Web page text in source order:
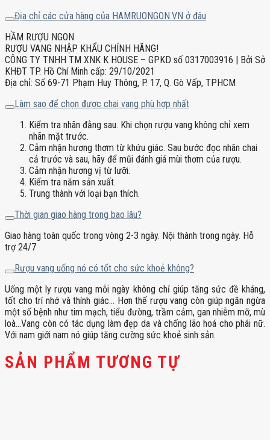
Địa chỉ các cửa hàng của HAMRUONGON.VN ở đâu
HẦM RƯỢU NGON
RƯỢU VANG NHẬP KHẨU CHÍNH HÃNG!
CÔNG TY TNHH TM XNK K HOUSE – GPKD số 0317003916 | Bởi Sở
KHĐT TP. Hồ Chí Minh cấp: 29/10/2021
Địa chỉ: Số 69-71 Phạm Huy Thông, P. 17, Q. Gò Vấp, TPHCM
Làm sao để chọn được chai vang phù hợp nhất
Kiểm tra nhãn đằng sau. Khi chọn rượu vang không chỉ xem
nhãn mặt trước.
Cảm nhận hương thơm từ khứu giác. Sau bước đọc nhãn chai
cả trước và sau, hãy để mũi đánh giá mùi thơm của rượu.
Cảm nhận hương vị từ lưỡi.
Kiểm tra năm sản xuất.
Trung thành với loại bạn thích.
Thời gian giao hàng trong bao lâu?
Giao hàng toàn quốc trong vòng 2-3 ngày. Nội thành trong ngày. Hỗ
trợ 24/7
Rượu vang uống nó có tốt cho sức khoẻ không?
Uống một ly rượu vang mỗi ngày không chỉ giúp tăng sức đề kháng,
tốt cho trí nhớ và thính giác… Hơn thế rượu vang còn giúp ngăn ngừa
một số bệnh như tim mạch, tiểu đường, trầm cảm, gan nhiễm mỡ, mù
loà…Vang còn có tác dụng làm đẹp da và chống lão hoá cho phái nữ.
Với nam giới nam nó giúp tăng cường sức khoẻ sinh sản.
SẢN PHẨM TƯƠNG TỰ